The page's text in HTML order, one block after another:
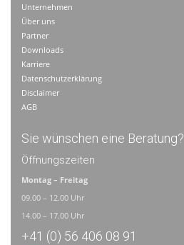
Unternehmen
Über uns
Partner
Downloads
Karriere
Datenschutzerklärung
Disclaimer
AGB
Sie wünschen eine Beratung?
Öffnungszeiten
Montag – Freitag
09.00 – 12.00 Uhr
14.00 – 17.00 Uhr
+41 (0) 56 406 08 91